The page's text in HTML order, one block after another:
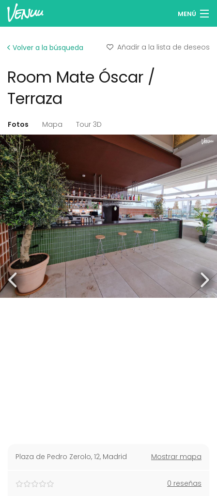
MENÚ
Iniciar sesión
Publicar tu espacio
Volver a la búsqueda Añadir a la lista de deseos
Room Mate Óscar /
Terraza
Fotos Mapa Tour 3D
Plaza de Pedro Zerolo, 12, Madrid Mostrar mapa
0 reseñas